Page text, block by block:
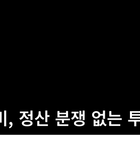
정산 분쟁 없는